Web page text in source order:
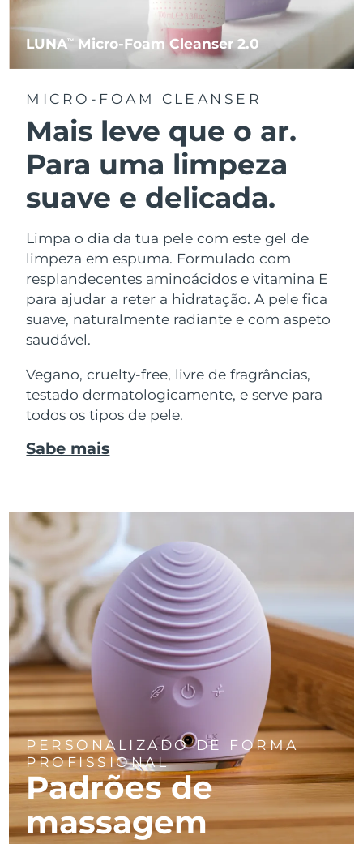
LUNATM Micro-Foam Cleanser 2.0
MICRO-FOAM CLEANSER
Mais leve que o ar.
Para uma limpeza
suave e delicada.
Limpa o dia da tua pele com este gel de
limpeza em espuma. Formulado com
resplandecentes aminoácidos e vitamina E
para ajudar a reter a hidratação. A pele fica
suave, naturalmente radiante e com aspeto
saudável.
Vegano, cruelty-free, livre de fragrâncias,
testado dermatologicamente, e serve para
todos os tipos de pele.
Sabe mais
PERSONALIZADO DE FORMA
PROFISSIONAL
Padrões de
massagem